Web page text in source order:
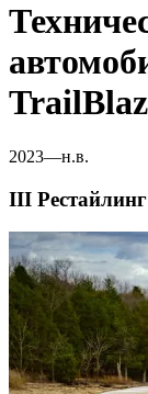
2023—н.в.
III Рестайлинг